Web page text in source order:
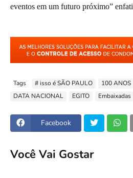
eventos em um futuro próximo”
Tags # isso é SÃO PAULO 100 ANOS
DATA NACIONAL
EGITO Embaixadas
Facebook
Você Vai Gostar